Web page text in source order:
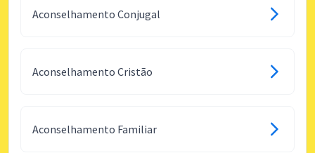
Aconselhamento Conjugal
Aconselhamento Cristão
Aconselhamento Familiar